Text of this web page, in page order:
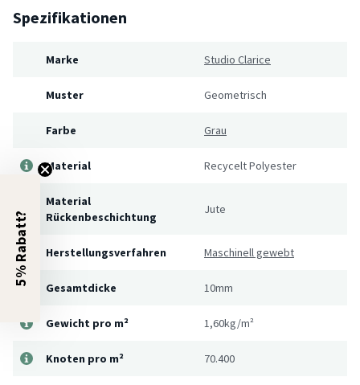
Spezifikationen
Marke Studio Clarice
Muster Geometrisch
Farbe Grau
Material Recycelt Polyester
Material
Rückenbeschichtung
Jute
Herstellungsverfahren Maschinell gewebt
Gesamtdicke 10mm
Gewicht pro m² 1,60kg/m²
Knoten pro m² 70.400
5% Rabatt?